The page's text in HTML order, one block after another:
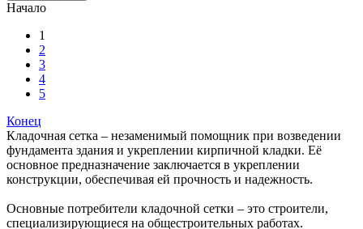
Начало
1
2
3
4
5
Конец
Кладочная сетка – незаменимый помощник при возведении
фундамента здания и укреплении кирпичной кладки. Её
основное предназначение заключается в укреплении
конструкции, обеспечивая ей прочность и надежность.
Основные потребители кладочной сетки – это строители,
специализирующиеся на общестроительных работах.